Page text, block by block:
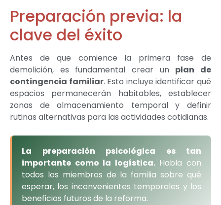
Preparación previa: la
clave del éxito
Antes de que comience la primera fase de
demolición, es fundamental crear un plan de
contingencia familiar. Esto incluye identificar qué
espacios permanecerán habitables, establecer
zonas de almacenamiento temporal y definir
rutinas alternativas para las actividades cotidianas.
La preparación psicológica es tan
importante como la logística.Habla con
todos los miembros de la familia sobre qué
esperar, los inconvenientes temporales y los
beneficios futuros de la reforma.